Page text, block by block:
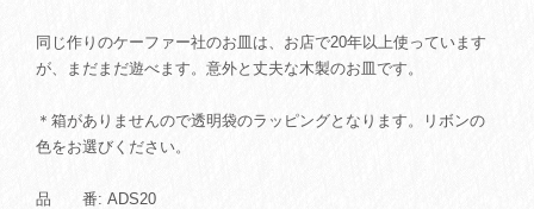
同じ作りのケーファー社のお皿は、お店で20年以上使っています
が、まだまだ遊べます。意外と丈夫な木製のお皿です。
＊箱がありませんので透明袋のラッピングとなります。リボンの
色をお選びください。
品 番: ADS20